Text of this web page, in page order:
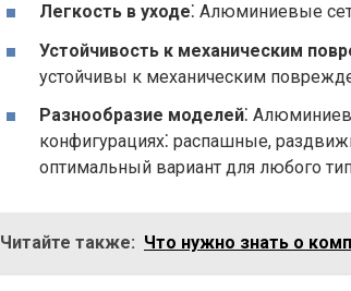
Легкость в уходе⁚ Алюминиевые
Устойчивость к механическим
устойчивы к механическим
Разнообразие моделей⁚
конфигурациях⁚ распашные,
оптимальный вариант для любого
Читайте также: Что нужно знать о